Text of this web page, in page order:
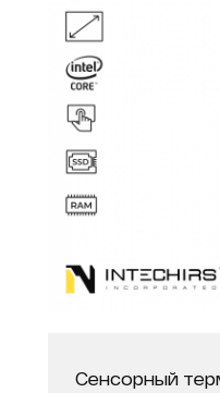
Сенсорный